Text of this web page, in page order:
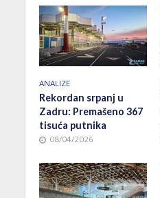
ANALIZE
Rekordan srpanj u
Zadru: Premašeno 367
tisuća putnika
08/04/2026